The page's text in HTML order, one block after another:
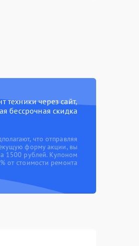
техники через сайт,
бессрочная скидка
что отправляя
форму акции, вы
1500 рублей. Купоном
от стоимости ремонта